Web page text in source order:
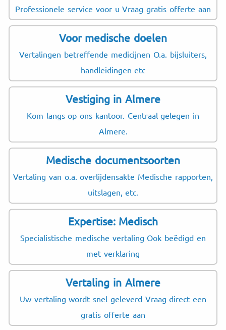
Professionele service voor u Vraag gratis offerte aan
Voor medische doelen
Vertalingen betreffende medicijnen O.a. bijsluiters,
handleidingen etc
Vestiging in Almere
Kom langs op ons kantoor. Centraal gelegen in
Almere.
Medische documentsoorten
Vertaling van o.a. overlijdensakte Medische rapporten,
uitslagen, etc.
Expertise: Medisch
Specialistische medische vertaling Ook beëdigd en
met verklaring
Vertaling in Almere
Uw vertaling wordt snel geleverd Vraag direct een
gratis offerte aan